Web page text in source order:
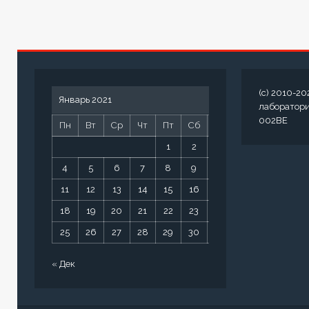
Январь 2021
Пн Вт Ср Чт Пт Сб
1 2
4 5 6 7 8 9
11 12 13 14 15 16
18 19 20 21 22 23
25 26 27 28 29 30
« Дек
(c) 2010-
002BE